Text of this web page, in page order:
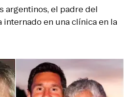
argentinos, el padre del
en una clínica en la